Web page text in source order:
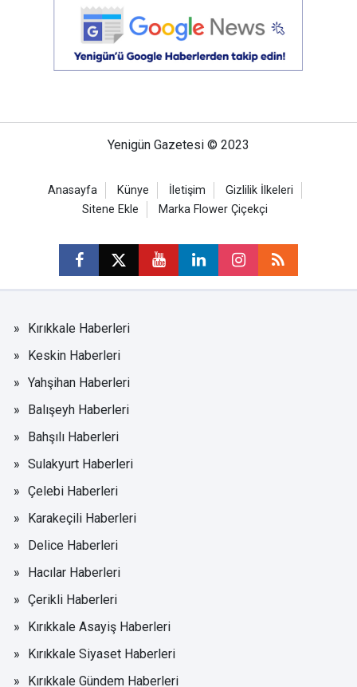
Yenigün Gazetesi © 2023
Anasayfa Künye İletişim
Gizlilik İlkeleri
Sitene Ekle
Marka Flower Çiçekçi
Kırıkkale Haberleri
Keskin Haberleri
Yahşihan Haberleri
Balışeyh Haberleri
Bahşılı Haberleri
Sulakyurt Haberleri
Çelebi Haberleri
Karakeçili Haberleri
Delice Haberleri
Hacılar Haberleri
Çerikli Haberleri
Kırıkkale Asayiş Haberleri
Kırıkkale Siyaset Haberleri
Kırıkkale Gündem Haberleri